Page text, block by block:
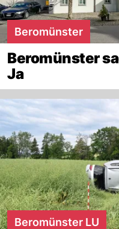
Beromünster
Beromünster
Ja
Beromünster LU